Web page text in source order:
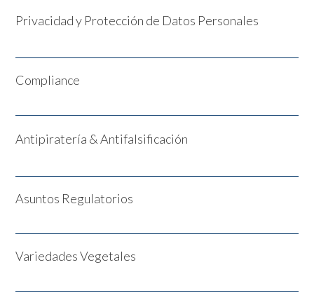
Privacidad y Protección de Datos Personales
Compliance
Antipiratería & Antifalsificación
Asuntos Regulatorios
Variedades Vegetales